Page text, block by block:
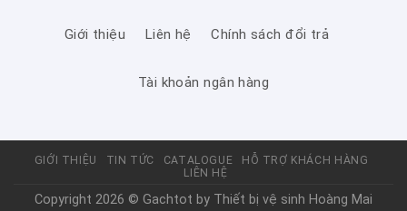
Giới thiệu Liên hệ Chính sách đổi trả
Tài khoản ngân hàng
GIỚI THIỆU TIN TỨC CATALOGUE
HỖ TRỢ KHÁCH HÀNG
LIÊN HỆ
Copyright 2026 © Gachtot by Thiết bị vệ sinh Hoàng Mai